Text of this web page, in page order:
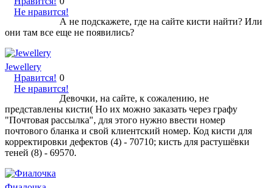
Не нравится!
А не подскажете, где на сайте кисти найти? Или
они там все еще не появились?
Jewellery
Нравится!
Не нравится!
0
Девочки, на сайте, к сожалению, не
представлены кисти( Но их можно заказать через графу
"Почтовая рассылка", для этого нужно ввести номер
почтового бланка и свой клиентский номер. Код кисти для
корректировки дефектов (4) - 70710; кисть для растушёвки
теней (8) - 69570.